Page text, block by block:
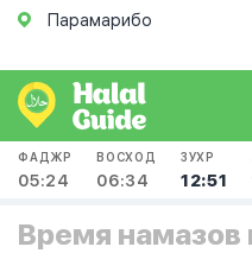
Парамарибо
ФАДЖР
05:24
ВОСХОД
06:34
ЗУХР
12:51
Время намазов